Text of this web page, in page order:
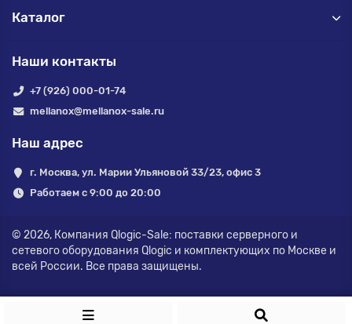
Каталог
Наши контакты
+7 (926) 000-01-74
mellanox@mellanox-sale.ru
Наш адрес
г. Москва, ул. Марии Ульяновой 33/23, офис 3
Работаем с 9:00 до 20:00
© 2026, Компания Qlogic-Sale: поставки серверного и
сетевого оборудования Qlogic и комплектующих по Москве и
всей России. Все права защищены.